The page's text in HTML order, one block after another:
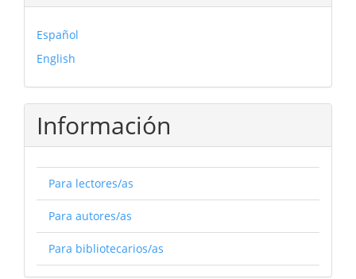
Español
English
Información
Para lectores/as
Para autores/as
Para bibliotecarios/as